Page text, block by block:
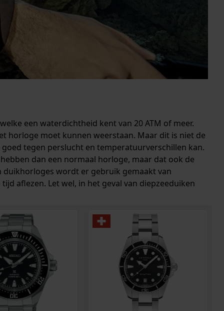
een waterdichtheid kent van 20 ATM of meer.
horloge moet kunnen weerstaan. Maar dit is niet de
tegen perslucht en temperatuurverschillen kan.
dan een normaal horloge, maar dat ook de
duikhorloges wordt er gebruik gemaakt van
aflezen. Let wel, in het geval van diepzeeduiken